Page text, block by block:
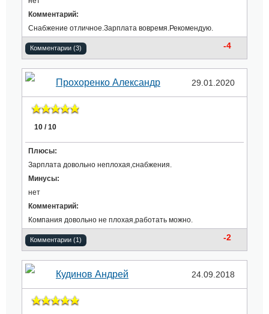
Комментарий:
Снабжение отличное.Зарплата вовремя.Рекомендую.
Комментарии (3) -4
Прохоренко Александр 29.01.2020
10 / 10
Плюсы:
Зарплата довольно неплохая,снабжения.
Минусы:
нет
Комментарий:
Компания довольно не плохая,работать можно.
Комментарии (1) -2
Кудинов Андрей 24.09.2018